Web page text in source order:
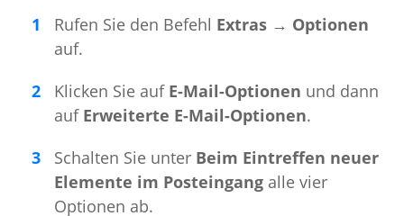
Rufen Sie den Befehl Extras → Optionen
auf.
Klicken Sie auf E-Mail-Optionen und dann
auf Erweiterte E-Mail-Optionen.
Schalten Sie unter Beim Eintreffen neuer
Elemente im Posteingang alle vier
Optionen ab.